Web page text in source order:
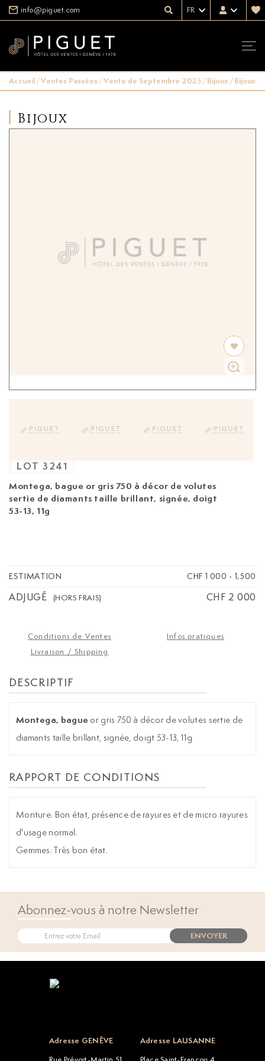
info@piguet.com FR
Accueil/Ventes Passées/Vente de Septembre 2025/Bijoux/Bijoux
Bijoux
Montega, bague or gris 750 à décor de volutes
sertie de diamants taille brillant, signée, doigt
53-13, 11g
LOT 3241
ESTIMATION CHF 1 000 - 1,500
ADJUGÉ (HORS FRAIS) CHF 2 000
Conditions de Ventes
Infos pratiques
Livraison / Shipping
DESCRIPTIF
Montega, bague or gris 750 à décor de volutes sertie de
diamants taille brillant, signée, doigt 53-13, 11g
RAPPORT DE CONDITIONS
Monture: Bon état, présence de rayures et de micro rayures
d'usage normal.
Gemmes: Très bon état.
Abonnez-vous à notre Newsletter
ENVOYER
Adresse GENÈVE
Adresse LAUSANNE